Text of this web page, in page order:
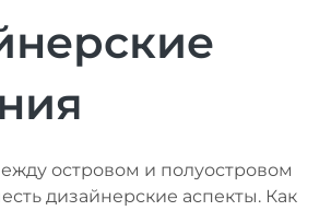
островом и полуостровом
дизайнерские аспекты. Как